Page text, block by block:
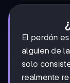
El perdón
alguien de
solo
realmente